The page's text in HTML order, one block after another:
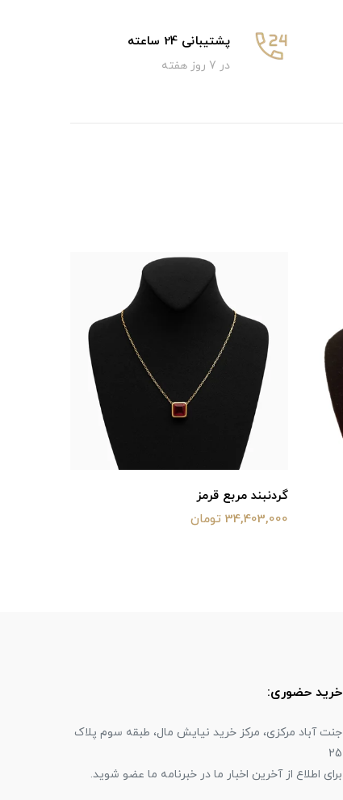
پشتیبانی 24 ساعته
در 7 روز هفته
گردنبند مربع قرمز
34,403,000 تومان
خرید حضوری:
جنت آباد مرکزی، مرکز خرید نیایش مال، طبقه سوم پلاک
25
برای اطلاع از آخرین اخبار ما در خبرنامه ما عضو شوید.